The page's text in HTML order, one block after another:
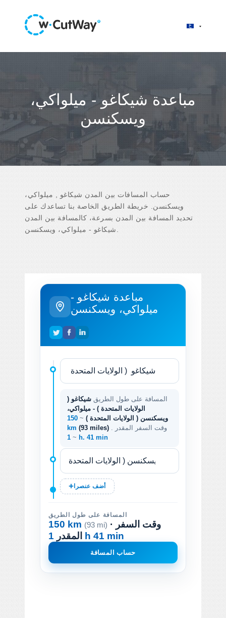
مباعدة شيكاغو - ميلواكي،
ويسكنسن
حساب المسافات بين المدن شيكاغو , ميلواكي،
ويسكنسن. خريطة الطريق الخاصة بنا تساعدك على
تحديد المسافة بين المدن بسرعة، كالمسافة بين المدن
مباعدة شيكاغو -
ميلواكي، ويسكنسن
المسافة على طول الطريق شيكاغو (
الولايات المتحدة ) - ميلواكي،
ويسكنسن ( الولايات المتحدة ) ~
150
km (93 miles)
~ 1 h. 41 min
أضف عنصرا
المسافة على طول الطريق
150 km (93 mi) · وقت السفر
المقدر 1 h 41 min
حساب المسافة